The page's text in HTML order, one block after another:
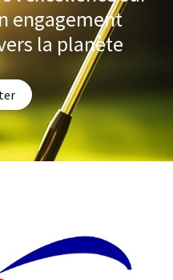
engagement
la planète